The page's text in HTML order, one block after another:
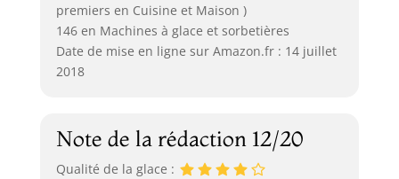
premiers en Cuisine et Maison )
146 en Machines à glace et sorbetières
Date de mise en ligne sur Amazon.fr : 14 juillet
2018
Note de la rédaction 12/20
Qualité de la glace :